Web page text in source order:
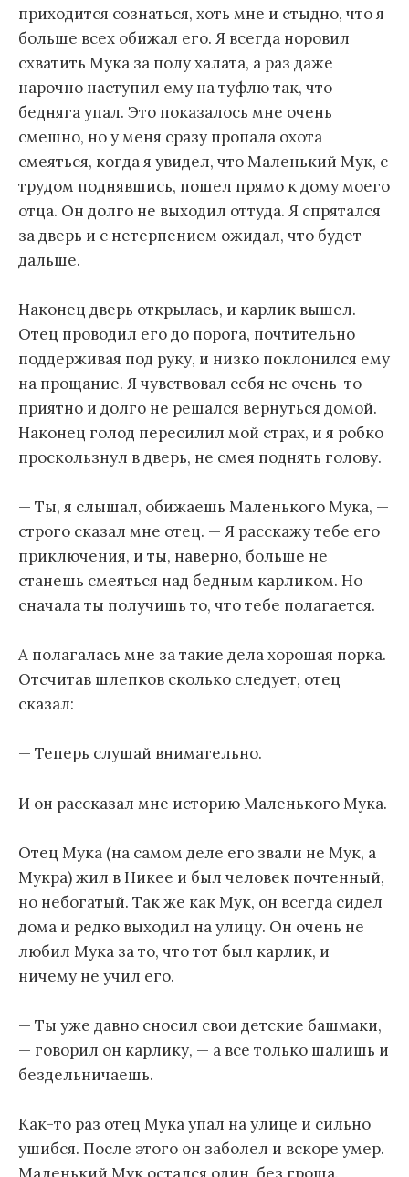
приходится сознаться, хоть мне и стыдно, что я
больше всех обижал его. Я всегда норовил
схватить Мука за полу халата, а раз даже
нарочно наступил ему на туфлю так, что
бедняга упал. Это показалось мне очень
смешно, но у меня сразу пропала охота
смеяться, когда я увидел, что Маленький Мук, с
трудом поднявшись, пошел прямо к дому моего
отца. Он долго не выходил оттуда. Я спрятался
за дверь и с нетерпением ожидал, что будет
дальше.
Наконец дверь открылась, и карлик вышел.
Отец проводил его до порога, почтительно
поддерживая под руку, и низко поклонился ему
на прощание. Я чувствовал себя не очень-то
приятно и долго не решался вернуться домой.
Наконец голод пересилил мой страх, и я робко
проскользнул в дверь, не смея поднять голову.
— Ты, я слышал, обижаешь Маленького Мука, —
строго сказал мне отец. — Я расскажу тебе его
приключения, и ты, наверно, больше не
станешь смеяться над бедным карликом. Но
сначала ты получишь то, что тебе полагается.
А полагалась мне за такие дела хорошая порка.
Отсчитав шлепков сколько следует, отец
сказал:
— Теперь слушай внимательно.
И он рассказал мне историю Маленького Мука.
Отец Мука (на самом деле его звали не Мук, а
Мукра) жил в Никее и был человек почтенный,
но небогатый. Так же как Мук, он всегда сидел
дома и редко выходил на улицу. Он очень не
любил Мука за то, что тот был карлик, и
ничему не учил его.
— Ты уже давно сносил свои детские башмаки,
— говорил он карлику, — а все только шалишь и
бездельничаешь.
Как-то раз отец Мука упал на улице и сильно
ушибся. После этого он заболел и вскоре умер.